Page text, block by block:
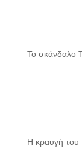
Το σκάνδαλο
Η κραυγή του